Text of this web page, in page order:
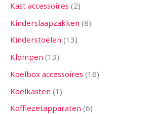
Kast accessoires 2
Kinderslaapzakken 8
Kinderstoelen 13
Klompen 13
Koelbox accessoires 16
Koelkasten 1
Koffiezetapparaten 6